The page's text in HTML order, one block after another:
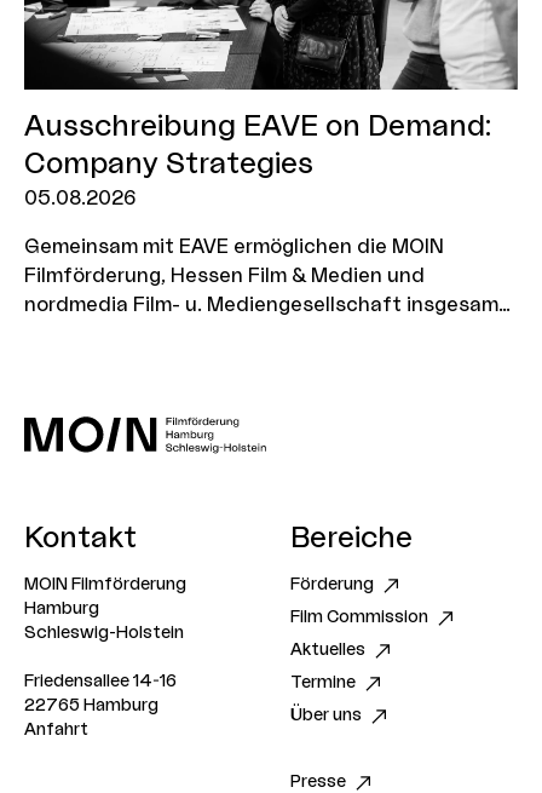
Ausschreibung EAVE on Demand:
Company Strategies
05.08.2026
Gemeinsam mit EAVE ermöglichen die MOIN
Filmförderung, Hessen Film & Medien und
nordmedia Film- u. Mediengesellschaft insgesamt
ihre Unternehmensstrategie weiterentwickeln,
neue Geschäftsmodelle erschließen und ihre Firma
ausgewählt, von denen je zwei Personen an dem
ist der 7. September 2026.
Kontakt
MOIN Filmförderung
Hamburg
Schleswig-Holstein
Friedensallee 14-16
22765 Hamburg
Anfahrt
Bereiche
Förderung
Film Commission
Aktuelles
Termine
Über uns
Presse